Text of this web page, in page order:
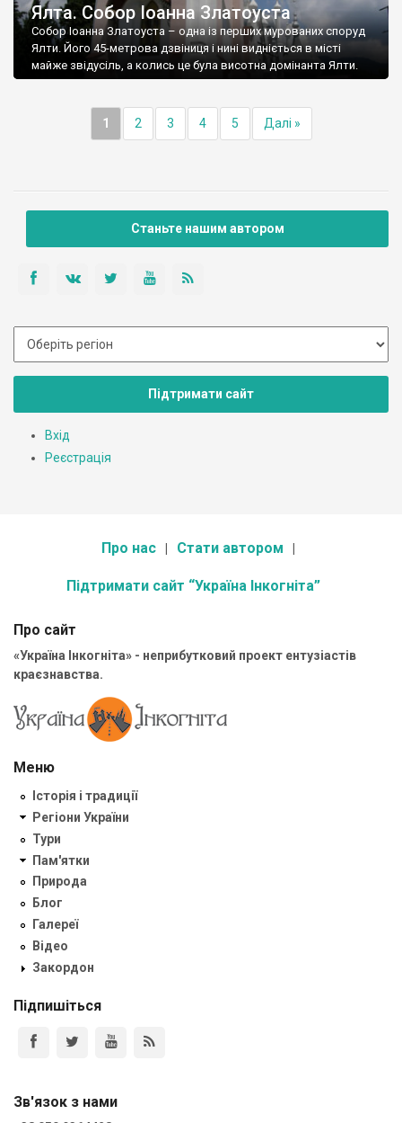
Ялта. Собор Іоанна Златоуста
Собор Іоанна Златоуста – одна із перших мурованих споруд
Ялти. Його 45-метрова дзвіниця і нині видніється в місті
майже звідусіль, а колись це була висотна домінанта Ялти.
1 2 3 4 5 Далі »
Станьте нашим автором
Підтримати сайт
Вхід
Реєстрація
Про нас Стати автором
Підтримати сайт “Україна Інкогніта”
Про сайт
«Україна Інкогніта» - неприбутковий проект ентузіастів
краєзнавства.
Меню
Історія і традиції
Регіони України
Тури
Пам'ятки
Природа
Блог
Галереї
Відео
Закордон
Підпишіться
Зв'язок з нами